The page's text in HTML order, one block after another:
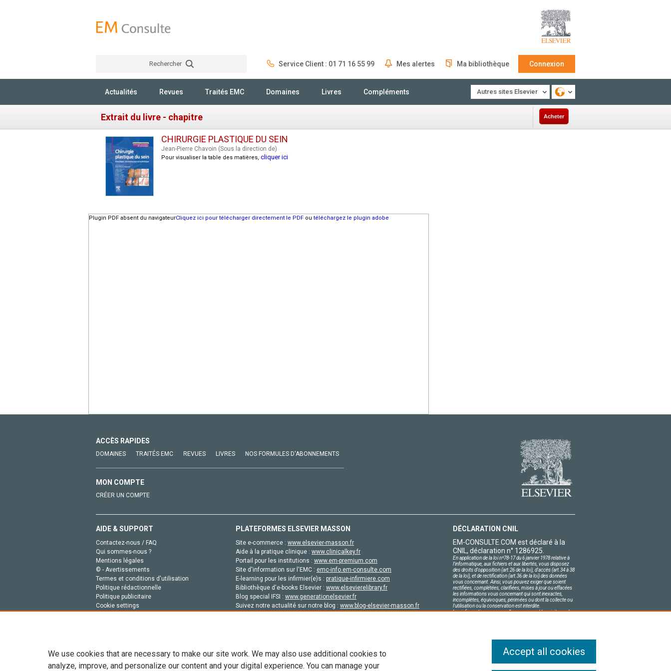
Rechercher Service Client : 01 71 16 55 99 Mes alertes Ma bibliothèque Connexion
Actualités Revues Traités EMC Domaines Livres Compléments Autres sites Elsevier
Extrait du livre - chapitre Acheter
CHIRURGIE PLASTIQUE DU SEIN
Jean-Pierre Chavoin (Sous la direction de)
Pour visualiser la table des matières, cliquer ici
Plugin PDF absent du navigateurCliquez ici pour télécharger directement le PDF ou téléchargez le plugin adobe
ACCÈS RAPIDES
DOMAINES TRAITÉS EMC REVUES LIVRES NOS FORMULES D'ABONNEMENTS
MON COMPTE
CRÉER UN COMPTE
AIDE & SUPPORT
Contactez-nous / FAQ
Qui sommes-nous ?
Mentions légales
© - Avertissements
Termes et conditions d'utilisation
Politique rédactionnelle
Politique publicitaire
Cookie settings
PLATEFORMES ELSEVIER MASSON
Site e-commerce : www.elsevier-masson.fr
Aide à la pratique clinique : www.clinicalkey.fr
Portail pour les institutions : www.em-premium.com
Site d'information sur l'EMC : emc-info.em-consulte.com
E-learning pour les infirmier(e)s : pratique-infirmiere.com
Bibliothèque d'e-books Elsevier : www.elsevierelibrary.fr
Blog special IFSI : www.generationelsevier.fr
Suivez notre actualité sur notre blog : www.blog-elsevier-masson.fr
DÉCLARATION CNIL
EM-CONSULTE.COM est déclaré à la
CNIL, déclaration n° 1286925.
En application de la loi nº78-17 du 6 janvier 1978 relative à
l'informatique, aux fichiers et aux libertés, vous disposez
des droits d'opposition (art.26 de la loi), d'accès (art.34 à 38
de la loi), et de rectification (art.36 de la loi) des données
vous concernant. Ainsi, vous pouvez exiger que soient
rectifiées, complétées, clarifiées, mises à jour ou effacées
les informations vous concernant qui sont inexactes,
incomplètes, équivoques, périmées ou dont la collecte ou
l'utilisation ou la conservation est interdite.
Les informations personnelles concernant les visiteurs de
We use cookies that are necessary to make our site work. We may also use additional cookies to
analyze, improve, and personalize our content and your digital experience. You can manage your
Accept all cookies